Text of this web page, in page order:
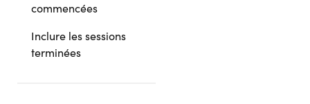
commencées
Inclure les sessions
terminées